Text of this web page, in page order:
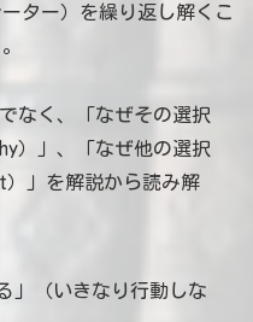
ター）を繰り返し解くこ
なく、「なぜその選択
）」、「なぜ他の選択
）」を解説から読み解
」（いきなり行動しな